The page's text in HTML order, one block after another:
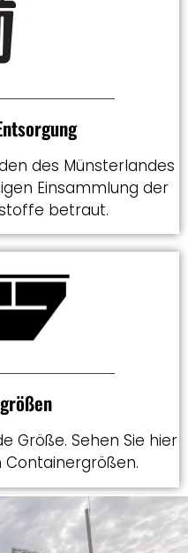
des Münsterlandes
Einsammlung der
betraut.
Größe. Sehen Sie hier